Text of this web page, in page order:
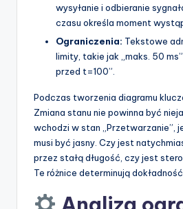
wysyłanie i odbieranie
czasu określa moment
Ograniczenia: Tekstowe
limity, takie jak „maks. 50
przed t=100”.
Podczas tworzenia diagramu
Zmiana stanu nie powinna być
wchodzi w stan „Przetwarzanie”,
musi być jasny. Czy jest
przez stałą długość, czy jest
Te różnice determinują